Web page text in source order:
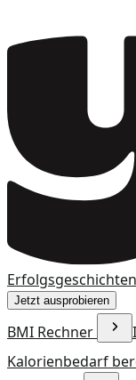
Erfolgsgeschichten
Jetzt ausprobieren
BMI Rechner
Kalorienbedarf